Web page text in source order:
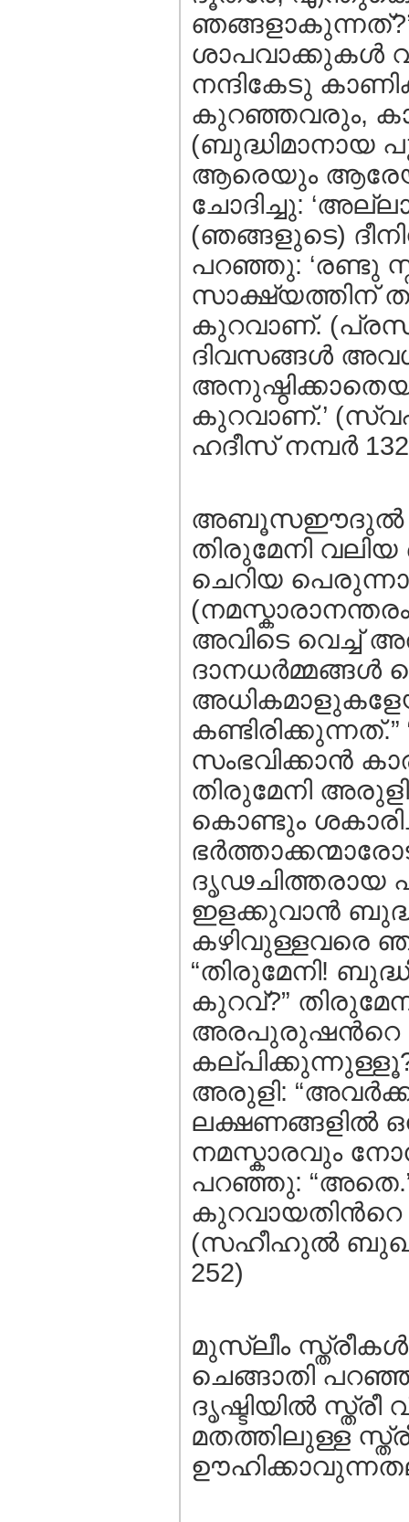
ശാപവാക്കുകള്‍
നന്ദികേടു
കുറഞ്ഞവരും,
(ബുദ്ധിമാനായ
ആരെയും
ചോദിച്ചു:
(ഞങ്ങളുടെ)
പറഞ്ഞു: ‘രണ്ടു
സാക്ഷ്യത്തിന്
കുറവാണ്.
ദിവസങ്ങള്‍ അവള്‍
കുറവാണ്.’
ഹദീസ്‌ നമ്പര്‍ 132
അബൂസഈദുല്‍
തിരുമേനി
ചെറിയ
അവിടെ വെച്ച്
സംഭവിക്കാന്‍
തിരുമേനി
കൊണ്ടും
ദൃഢചിത്തരായ
ഇളക്കുവാന്‍
കഴിവുള്ളവരെ
“തിരുമേനി!
കുറവ്?”
അരപുരുഷന്‍റെ
അരുളി:
ലക്ഷണങ്ങളില്‍
നമസ്കാരവും
പറഞ്ഞു: “അതെ.”
കുറവായതിന്‍റെ
(സഹീഹുല്‍
252)
മുസ്ലീം
ചെങ്ങാതി
ദൃഷ്ടിയില്‍
മതത്തിലുള്ള